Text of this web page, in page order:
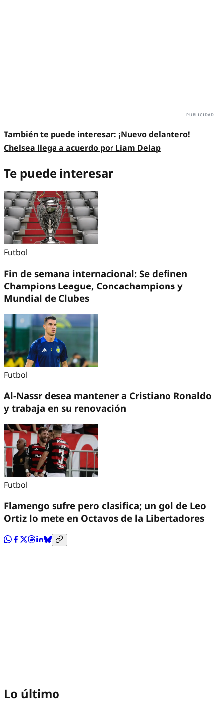
También te puede interesar: ¡Nuevo delantero!
Chelsea llega a acuerdo por Liam Delap
Te puede interesar
Futbol
Fin de semana internacional: Se definen
Champions League, Concachampions y
Mundial de Clubes
Futbol
Al-Nassr desea mantener a Cristiano Ronaldo
y trabaja en su renovación
Futbol
Flamengo sufre pero clasifica; un gol de Leo
Ortiz lo mete en Octavos de la Libertadores
Lo último